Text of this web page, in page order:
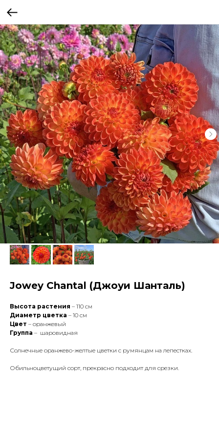
Jowey Chantal (Джоуи Шанталь)
Высота растения – 110 см
Диаметр цветка – 10 см
Цвет – оранжевый
Группа – шаровидная
Солнечные оранжево-желтые цветки с румянцам на лепестках.
Обильноцветущий сорт, прекрасно подходит для срезки.